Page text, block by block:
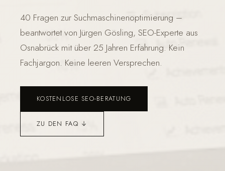
40 Fragen zur Suchmaschinenoptimierung –
beantwortet von Jürgen Gösling, SEO-Experte aus
Osnabrück mit über 25 Jahren Erfahrung. Kein
Fachjargon. Keine leeren Versprechen.
KOSTENLOSE SEO-BERATUNG
ZU DEN FAQ ↓